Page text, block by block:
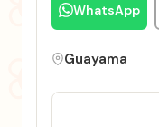
WhatsApp
Guayama